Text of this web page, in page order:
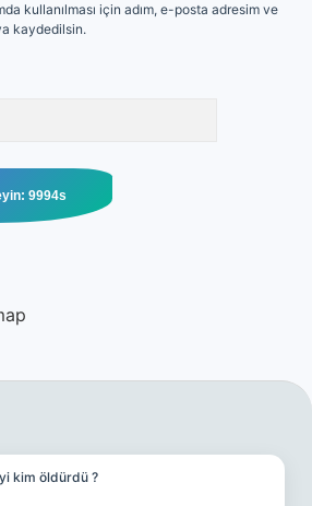
kullanılması için adım, e-posta adresim ve
kaydedilsin.
kim öldürdü ?